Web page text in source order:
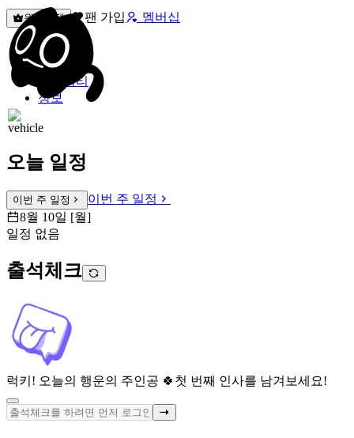
원픽선택 팬 가입 멤버십
밐타운
피드
커뮤니티
정보
오늘 일정
이번 주 일정
이번 주 일정
8월 10일 [월]
일정 없음
출석체크
럭키! 오늘의 행운의 주인공 🍀 첫 번째 인사를 남겨보세요!